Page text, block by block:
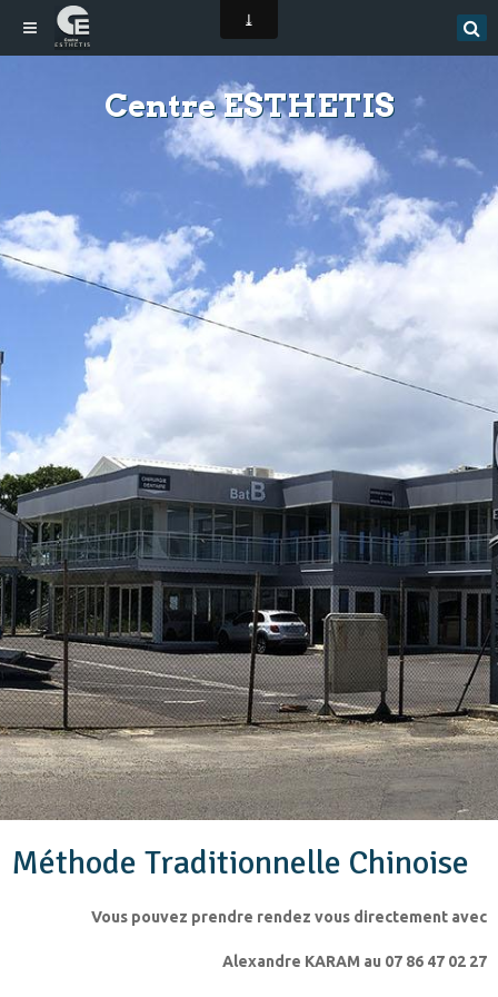
Centre ESTHETIS
Méthode Traditionnelle Chinoise
Vous pouvez prendre rendez vous directement avec
Alexandre KARAM au 07 86 47 02 27